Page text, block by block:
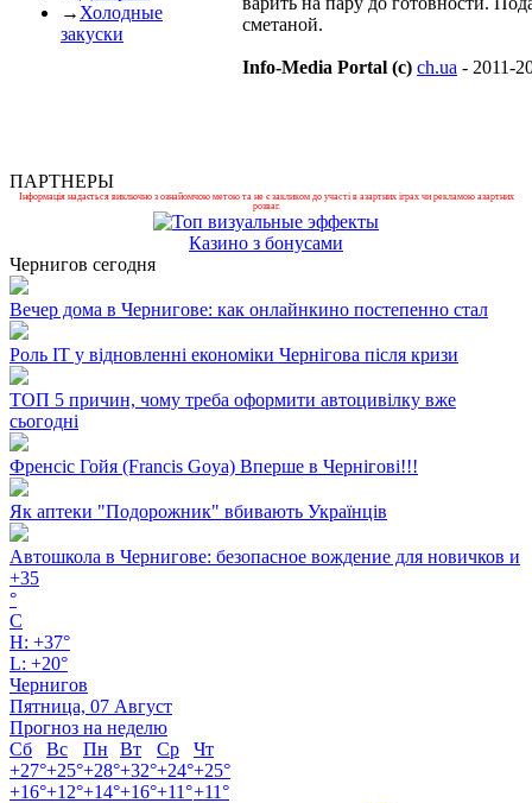
→ Холодные
закуски
сметаной.
Info-Media Portal (c) ch.ua - 2011-
ПАРТНЕРЫ
Інформація надається виключно з ознайомчою метою та не є закликом до участі в азартних іграх чи рекламою азартних
розваг.
Казино з бонусами
Чернигов сегодня
Вечер дома в Чернигове: как онлайнкино постепенно стал
Роль ІТ у відновленні економіки Чернігова після кризи
ТОП 5 причин, чому треба оформити автоцивілку вже
сьогодні
Френсіс Гойя (Francis Goya) Вперше в Чернігові!!!
Як аптеки "Подорожник" вбивають Українців
Автошкола в Чернигове: безопасное вождение для новичков и
+35
°
C
H: +37°
L: +20°
Чернигов
Пятница, 07 Август
Прогноз на неделю
Сб
Вс Пн Вт Ср
Чт
+27°+25°+28°+32°+24°+25°
+16°+12°+14°+16°+11°+11°